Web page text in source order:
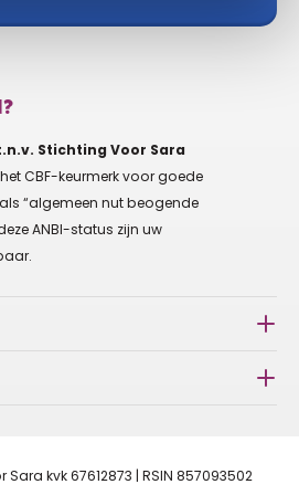
Stichting Voor Sara
CBF-keurmerk voor goede
“algemeen nut beogende
ANBI-status zijn uw
kvk 67612873 | RSIN 857093502